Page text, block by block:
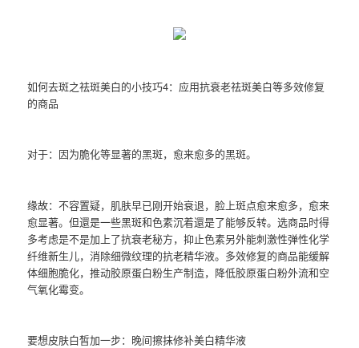
如何去斑之祛斑美白的小技巧4：应用抗衰老祛斑美白等多效修复
的商品
对于：因为脆化等显著的黑斑，愈来愈多的黑斑。
缘故：不容置疑，肌肤早已刚开始衰退，脸上斑点愈来愈多，愈来
愈显著。但還是一些黑斑和色素沉着還是了能够反转。选商品时得
多考虑是不是加上了抗衰老秘方，抑止色素另外能刺激性弹性化学
纤维新生儿，消除细微纹理的抗老精华液。多效修复的商品能缓解
体细胞脆化，推动胶原蛋白粉生产制造，降低胶原蛋白粉外流和空
气氧化霉变。
要想皮肤白皙加一步：晚间擦抹修补美白精华液